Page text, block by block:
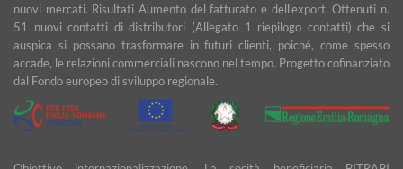
nuovi mercati. Risultati Aumento del fatturato e dell’export. Ottenuti n.
51 nuovi contatti di distributori (Allegato 1 riepilogo contatti) che si
auspica si possano trasformare in futuri clienti, poiché, come spesso
accade, le relazioni commerciali nascono nel tempo. Progetto cofinanziato
dal Fondo europeo di sviluppo regionale.